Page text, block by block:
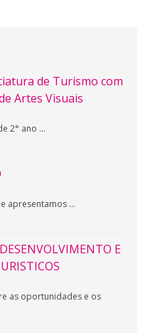
de Turismo com
Artes Visuais
2° ano …
apresentamos …
E
as oportunidades e os